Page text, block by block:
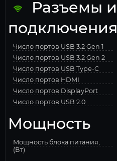
Разъемы и
подключения
Число портов USB 3.2 Gen 1
Число портов USB 3.2 Gen 2
Число портов USB Type-C
Число портов HDMI
Число портов DisplayPort
Число портов USB 2.0
Мощность
Мощность блока питания,
(Вт)